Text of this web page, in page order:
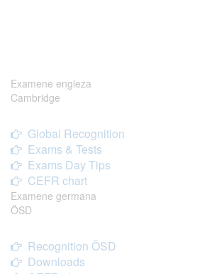
Examene engleza
Cambridge
Global Recognition
Exams & Tests
Exams Day Tips
CEFR chart
Examene germana
ÖSD
Recognition ÖSD
Downloads